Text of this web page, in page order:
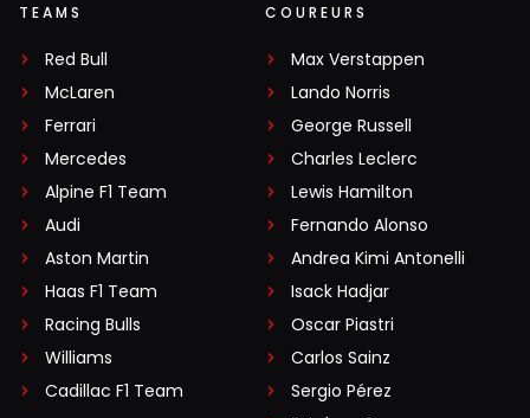
TEAMS
Red Bull
McLaren
Ferrari
Mercedes
Alpine F1 Team
Audi
Aston Martin
Haas F1 Team
Racing Bulls
Williams
Cadillac F1 Team
COUREURS
Max Verstappen
Lando Norris
George Russell
Charles Leclerc
Lewis Hamilton
Fernando Alonso
Andrea Kimi Antonelli
Isack Hadjar
Oscar Piastri
Carlos Sainz
Sergio Pérez